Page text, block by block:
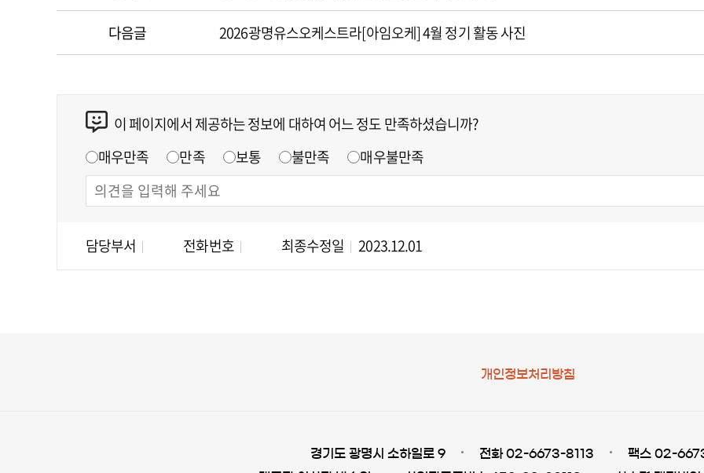
다음글 2026광명유스오케스트라[아임오케] 4월 정기 활동 사진
이 페이지에서 제공하는 정보에 대하여 어느 정도 만족하셨습니까?
매우만족
만족 보통 불만족 매우불만족
담당부서 전화번호 최종수정일 2023.12.01
개인정보처리방침
경기도 광명시 소하일로 9 전화 02-6673-8113
팩스 02-